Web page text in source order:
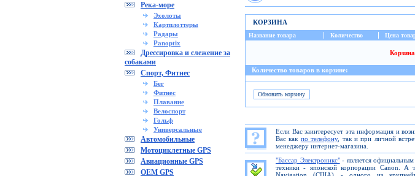
Река-море
Эхолоты
Картплоттеры
Радары
Panoptix
Дрессировка и слежение за
собаками
Спорт, Фитнес
Бег
Фитнес
Плавание
Велоспорт
Гольф
Универсальные
Автомобильные
Мотоциклетные GPS
Авиационные GPS
OEM GPS
КОРЗИНА
Название товара Количество Цена
Количество товаров в корзине:
Если Вас заинтересует эта информация и
Вас как по телефону, так и при личной
менеджеру интернет-магазина.
"Бассар Электроникс"- является
техники - японской корпорации Canon.